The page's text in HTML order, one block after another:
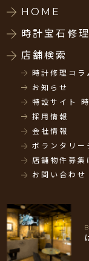
HOME
時計宝石修
店舗検索
時計修理コラ
お知らせ
特設サイト
採用情報
会社情報
ボランタリー
店舗物件募集
お問い合わせ